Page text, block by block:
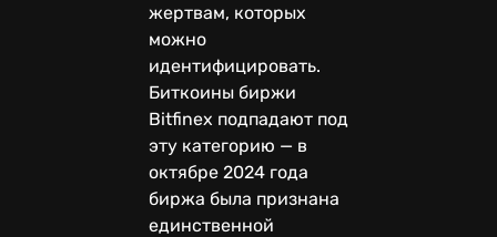
жертвам, которых
можно
идентифицировать.
Биткоины биржи
Bitfinex подпадают под
эту категорию — в
октябре 2024 года
биржа была признана
единственной